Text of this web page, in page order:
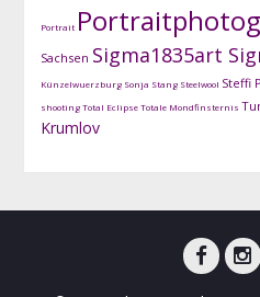
Portrait
Sachsen Sigma1835art
Künzelwuerzburg Sonja Stang Steelwool Steffi
shootingTotal EclipseTotale Mondfinsternis
Krumlov